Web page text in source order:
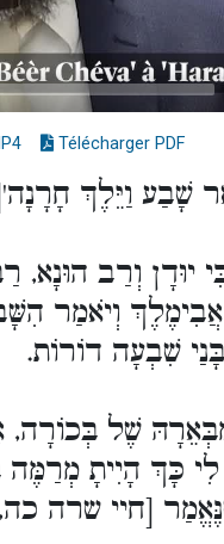
Télécharger PDF
שָׁבַע וַיֵּלֶךְ
יוּדָן וְרַב הוּנָא,
וְיֹאמַר
שִׁבְעָה דוֹרוֹת.
שֶׁל בְּכוֹרָה,
כָּךְ הָיִיתָ מְרַמֶּה
[חיי שרה